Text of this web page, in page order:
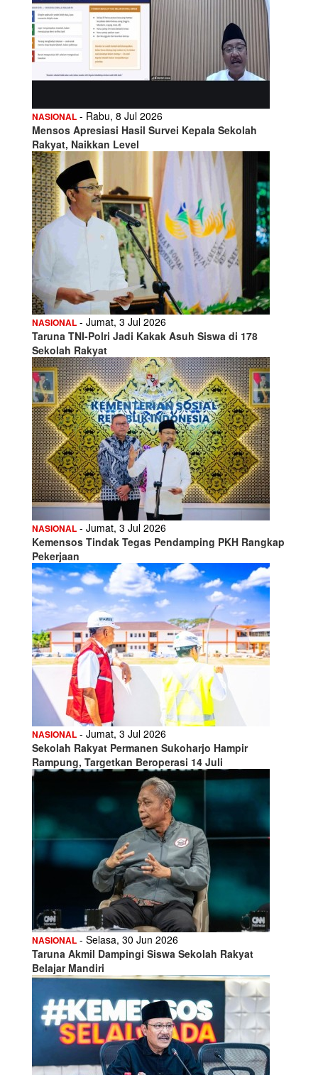
NASIONAL - Rabu, 8 Jul 2026
Mensos Apresiasi Hasil Survei Kepala Sekolah
Rakyat, Naikkan Level
NASIONAL - Jumat, 3 Jul 2026
Taruna TNI-Polri Jadi Kakak Asuh Siswa di 178
Sekolah Rakyat
NASIONAL - Jumat, 3 Jul 2026
Kemensos Tindak Tegas Pendamping PKH Rangkap
Pekerjaan
NASIONAL - Jumat, 3 Jul 2026
Sekolah Rakyat Permanen Sukoharjo Hampir
Rampung, Targetkan Beroperasi 14 Juli
NASIONAL - Selasa, 30 Jun 2026
Taruna Akmil Dampingi Siswa Sekolah Rakyat
Belajar Mandiri